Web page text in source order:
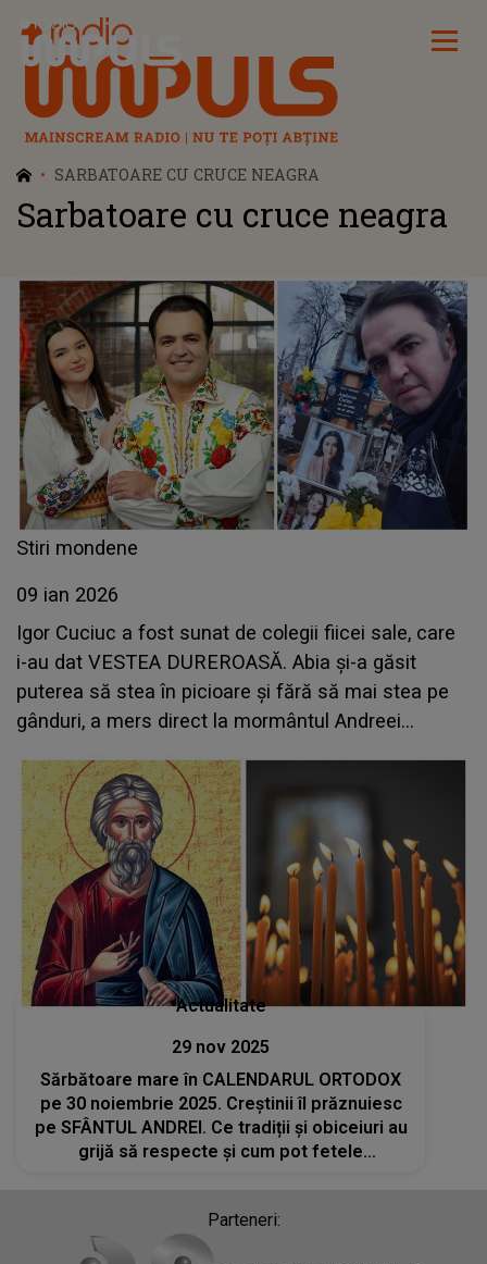
Radio Impuls
SARBATOARE CU CRUCE NEAGRA
Sarbatoare cu cruce neagra
Stiri mondene
09 ian 2026
Igor Cuciuc a fost sunat de colegii fiicei sale, care
i-au dat VESTEA DUREROASĂ. Abia și-a găsit
puterea să stea în picioare și fără să mai stea pe
gânduri, a mers direct la mormântul Andreei
ÎNTÂMPLAT
Actualitate
29 nov 2025
Sărbătoare mare în CALENDARUL ORTODOX
pe 30 noiembrie 2025. Creștinii îl prăznuiesc
pe SFÂNTUL ANDREI. Ce tradiții și obiceiuri au
grijă să respecte și cum pot fetele
Parteneri: